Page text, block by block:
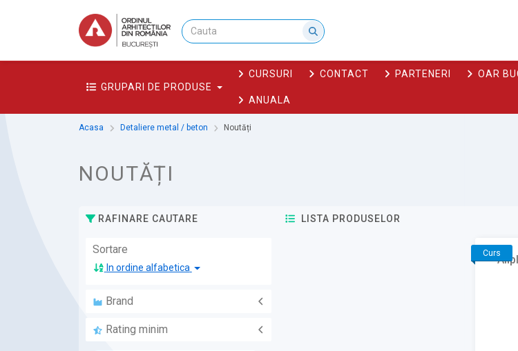
GRUPARI DE PRODUSE
CURSURI CONTACT PARTENERI OAR
ANUALA
Acasa Detaliere metal / beton Noutăți
NOUTĂȚI
RAFINARE CAUTARE
Sortare
In ordine alfabetica
Brand
Rating minim
LISTA PRODUSELOR
Curs